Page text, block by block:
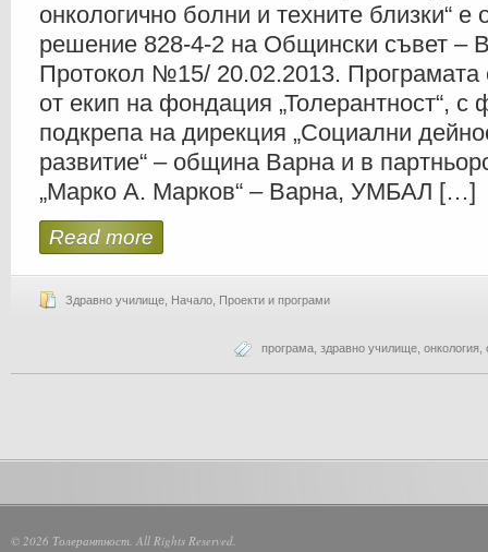
онкологично болни и техните близки“ е
решение 828-4-2 на Общински съвет –
Протокол №15/ 20.02.2013. Програмата
от екип на фондация „Толерантност“, с
подкрепа на дирекция „Социални
развитие“ – община Варна и в
„Марко А. Марков“ – Варна, УМБАЛ […]
Read more
Здравно училище Начало Проекти и програми
програма здравно училище онкология
© 2026 Толерантност. All Rights Reserved.